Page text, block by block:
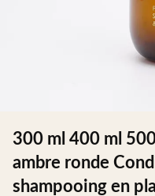
300 ml 400 ml
ambre ronde
shampooing en